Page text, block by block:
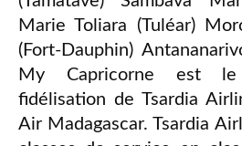
Marie Toliara (Tuléar)
(Fort-Dauphin)
My Capricorne est le
fidélisation de Tsardia
Air Madagascar. Tsardia